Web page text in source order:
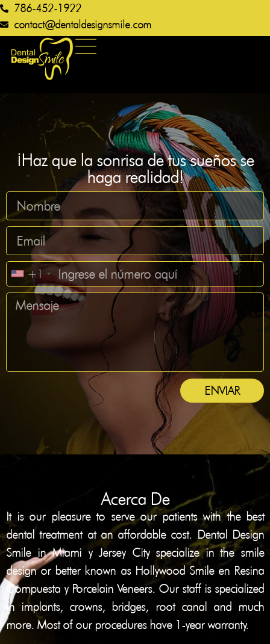
786-452-1922
contact@dentaldesignsmile.com​
¡Haz que la sonrisa de tus sueños se
haga realidad!
+1
ENVIAR
Acerca De
It is our pleasure to serve our patients with the best
dental treatment at an affordable cost. Dental Design
Smile inMiami yJersey Cityspecialize in the smile
design or better known as Hollywood Smileen Resina
Compuesta y Porcelain Veneers. Our staff is specialized
in implants, crowns, bridges, root canal and much
more. Most of our procedures have 1-year warranty.